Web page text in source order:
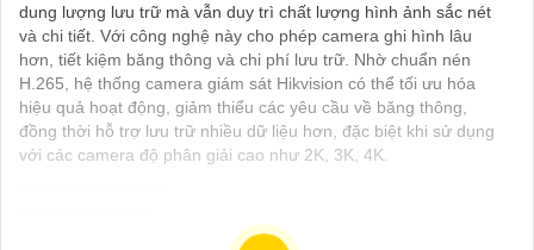
dung lượng lưu trữ mà vẫn duy trì chất lượng hình ảnh sắc nét
và chi tiết. Với công nghệ này cho phép camera ghi hình lâu
hơn, tiết kiệm băng thông và chi phí lưu trữ. Nhờ chuẩn nén
H.265, hệ thống camera giám sát Hikvision có thể tối ưu hóa
hiệu quả hoạt động, giảm thiểu các yêu cầu về băng thông,
đồng thời hỗ trợ lưu trữ nhiều dữ liệu hơn, đặc biệt khi sử dụng
với các camera độ phân giải cao như 2K, 3K, 4K.